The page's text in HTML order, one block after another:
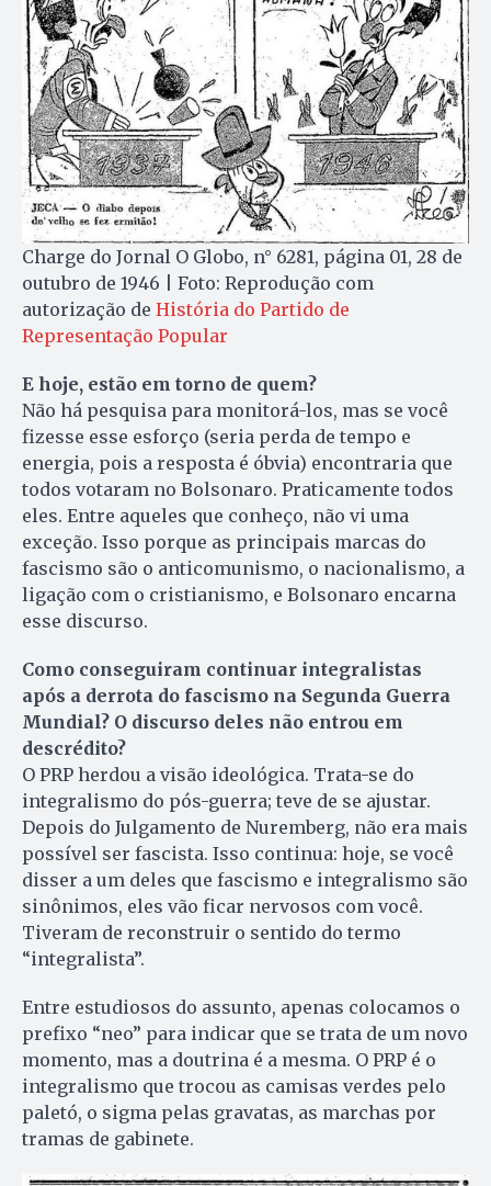
Charge do Jornal O Globo, n° 6281, página 01, 28 de
outubro de 1946 | Foto: Reprodução com
autorização de História do Partido de
Representação Popular
E hoje, estão em torno de quem?
Não há pesquisa para monitorá-los, mas se você
fizesse esse esforço (seria perda de tempo e
energia, pois a resposta é óbvia) encontraria que
todos votaram no Bolsonaro. Praticamente todos
eles. Entre aqueles que conheço, não vi uma
exceção. Isso porque as principais marcas do
fascismo são o anticomunismo, o nacionalismo, a
ligação com o cristianismo, e Bolsonaro encarna
esse discurso.
Como conseguiram continuar integralistas
após a derrota do fascismo na Segunda Guerra
Mundial? O discurso deles não entrou em
descrédito?
O PRP herdou a visão ideológica. Trata-se do
integralismo do pós-guerra; teve de se ajustar.
Depois do Julgamento de Nuremberg, não era mais
possível ser fascista. Isso continua: hoje, se você
disser a um deles que fascismo e integralismo são
sinônimos, eles vão ficar nervosos com você.
Tiveram de reconstruir o sentido do termo
“integralista”.
Entre estudiosos do assunto, apenas colocamos o
prefixo “neo” para indicar que se trata de um novo
momento, mas a doutrina é a mesma. O PRP é o
integralismo que trocou as camisas verdes pelo
paletó, o sigma pelas gravatas, as marchas por
tramas de gabinete.